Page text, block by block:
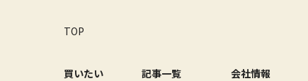
TOP
買いたい
記事一覧
会社情報